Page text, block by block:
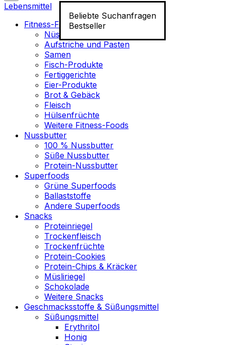
Beliebte Suchanfragen
Bestseller
Lebensmittel
Fitness-Food
Nüsse
Aufstriche und Pasten
Samen
Fisch-Produkte
Fertiggerichte
Eier-Produkte
Brot & Gebäck
Fleisch
Hülsenfrüchte
Weitere Fitness-Foods
Nussbutter
100 % Nussbutter
Süße Nussbutter
Protein-Nussbutter
Superfoods
Grüne Superfoods
Ballaststoffe
Andere Superfoods
Snacks
Proteinriegel
Trockenfleisch
Trockenfrüchte
Protein-Cookies
Protein-Chips & Kräcker
Müsliriegel
Schokolade
Weitere Snacks
Geschmacksstoffe & Süßungsmittel
Süßungsmittel
Erythritol
Honig